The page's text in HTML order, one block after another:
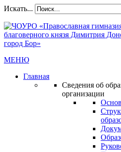
Искать...
МЕНЮ
Главная
Сведения об
организации